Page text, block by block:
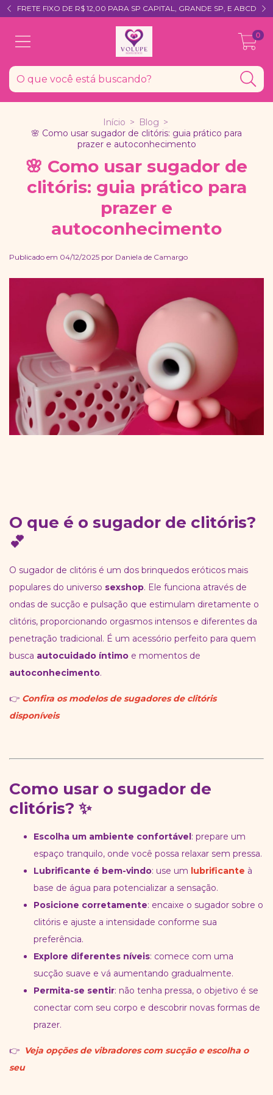
FRETE FIXO DE R$ 12,00 PARA SP CAPITAL, GRANDE SP, E ABCD
0
Início > Blog >
🌸 Como usar sugador de clitóris: guia prático para
prazer e autoconhecimento
🌸 Como usar sugador de
clitóris: guia prático para
prazer e
autoconhecimento
Publicado em 04/12/2025 por Daniela de Camargo
O que é o sugador de clitóris?
💕
O sugador de clitóris é um dos brinquedos eróticos mais
populares do universo sexshop. Ele funciona através de
ondas de sucção e pulsação que estimulam diretamente o
clitóris, proporcionando orgasmos intensos e diferentes da
penetração tradicional. É um acessório perfeito para quem
busca autocuidado íntimo e momentos de
autoconhecimento.
👉 Confira os modelos de sugadores de clitóris
disponíveis
Como usar o sugador de
clitóris? ✨
Escolha um ambiente confortável: prepare um
espaço tranquilo, onde você possa relaxar sem pressa.
Lubrificante é bem-vindo: use um lubrificante à
base de água para potencializar a sensação.
Posicione corretamente: encaixe o sugador sobre o
clitóris e ajuste a intensidade conforme sua
preferência.
Explore diferentes níveis: comece com uma
sucção suave e vá aumentando gradualmente.
Permita-se sentir: não tenha pressa, o objetivo é se
conectar com seu corpo e descobrir novas formas de
prazer.
👉 Veja opções de vibradores com sucção e escolha o
seu